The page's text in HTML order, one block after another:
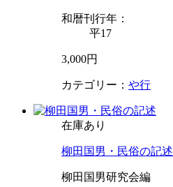
和暦刊行年：
平17
3,000円
カテゴリー： や行
在庫あり
柳田国男・民俗の記述
柳田国男研究会編